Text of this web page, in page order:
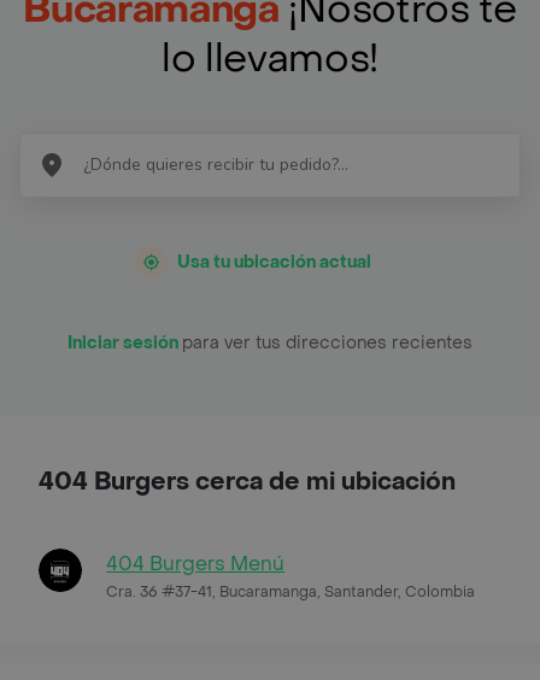
lo llevamos!
Usa tu ubicación actual
Iniciar sesión para ver tus direcciones recientes
404 Burgers cerca de mi ubicación
404 Burgers Menú
Cra. 36 #37-41, Bucaramanga, Santander, Colombia